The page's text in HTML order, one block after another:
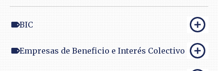
BIC
Empresas de Beneficio e Interés Colectivo